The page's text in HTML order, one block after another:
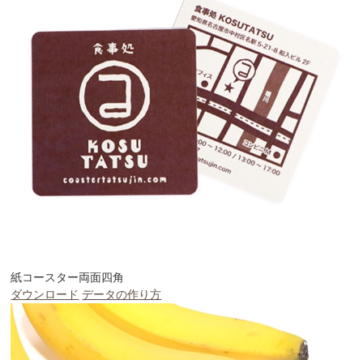
紙コースター両面四角
ダウンロード データの作り方